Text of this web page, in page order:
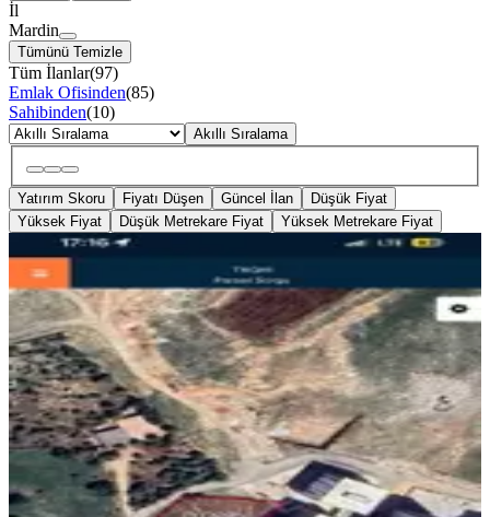
İl
Mardin
Tümünü Temizle
Tüm İlanlar(97)
Emlak Ofisinden(85)
Sahibinden(10)
Akıllı Sıralama
Yatırım Skoru Fiyatı Düşen Güncel İlan
Düşük Fiyat
Yüksek Fiyat
Düşük Metrekare Fiyat Yüksek Metrekare Fiyat
Hastane Arkası Gelişen Bölge 1230
M2 İmarlı Arsa
Mardin, Artuklu
1230 m²· Doğalgaz, İfrazlı +3·24.553/m²·
06.08.2026
30.200.000 ₺